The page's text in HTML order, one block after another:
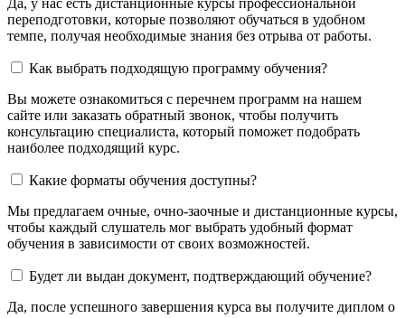
Да, у нас есть дистанционные курсы профессиональной
переподготовки, которые позволяют обучаться в удобном
темпе, получая необходимые знания без отрыва от работы.
Как выбрать подходящую программу обучения?
Вы можете ознакомиться с перечнем программ на нашем
сайте или заказать обратный звонок, чтобы получить
консультацию специалиста, который поможет подобрать
наиболее подходящий курс.
Какие форматы обучения доступны?
Мы предлагаем очные, очно-заочные и дистанционные курсы,
чтобы каждый слушатель мог выбрать удобный формат
обучения в зависимости от своих возможностей.
Будет ли выдан документ, подтверждающий обучение?
Да, после успешного завершения курса вы получите диплом о